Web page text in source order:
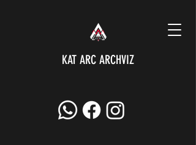
KAT ARC ARCHVIZ